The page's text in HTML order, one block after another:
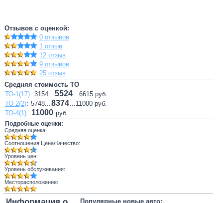
Отзывов с оценкой:
0 отзывов
1 отзыв
12 отзыв
9 отзывов
25 отзыв
Средняя стоимость ТО
ТО-1(17): 3154...5524...6615 руб.
ТО-2(2): 5748...8374...11000 руб.
ТО-4(1): 11000 руб.
Подробные оценки:
Средняя оценка:
Соотношения Цена/Качество:
Уровень цен:
Уровень обслуживания:
Месторасположение:
Популярные новые авто: